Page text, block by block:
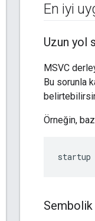
En iyi
Uzun yol
MSVC
Bu sorunla
Örneğin,